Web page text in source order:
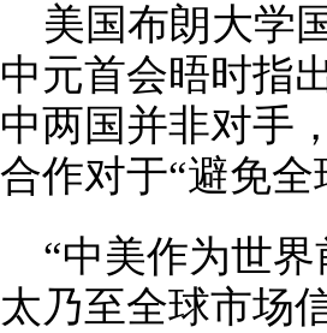
美国布朗大学
中元首会晤时指
中两国并非对手
合作对于“避免
“中美作为世
太乃至全球市场